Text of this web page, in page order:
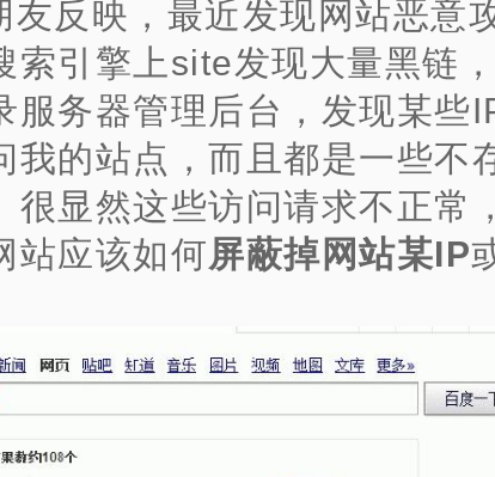
友反映，最近发现网站恶意
索引擎上site发现大量黑链
服务器管理后台，发现某些
我的站点，而且都是一些不
很显然这些访问请求不正常
站应该如何屏蔽掉 网站某IP